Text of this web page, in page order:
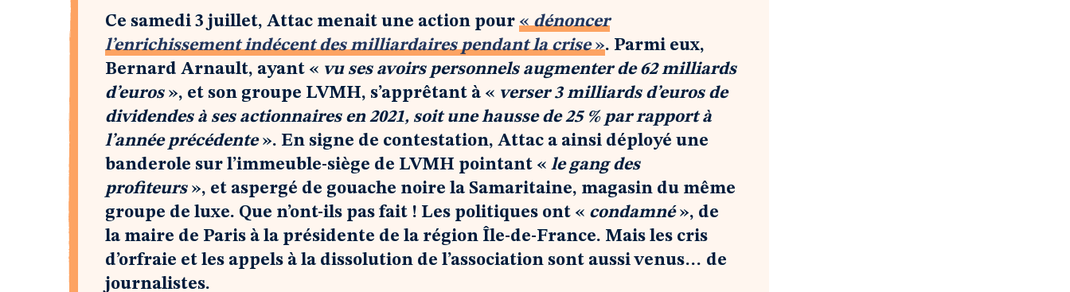
Ce samedi 3 juillet, Attac menait une action pour «dénoncer
l’enrichissement indécent des milliardaires pendant la crise». Parmi eux,
Bernard Arnault, ayant « vu ses avoirs personnels augmenter de 62 milliards
d’euros», et son groupe LVMH, s’apprêtant à « verser 3 milliards d’euros de
dividendes à ses actionnaires en 2021, soit une hausse de 25 % par rapport à
l’année précédente». En signe de contestation, Attac a ainsi déployé une
banderole sur l’immeuble-siège de LVMH pointant « le gang des
profiteurs», et aspergé de gouache noire la Samaritaine, magasin du même
groupe de luxe. Que n’ont-ils pas fait ! Les politiques ont « condamné», de
la maire de Paris à la présidente de la région Île-de-France. Mais les cris
d’orfraie et les appels à la dissolution de l’association sont aussi venus… de
journalistes.